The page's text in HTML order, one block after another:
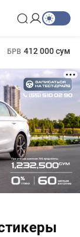
БРВ 412 000 сум